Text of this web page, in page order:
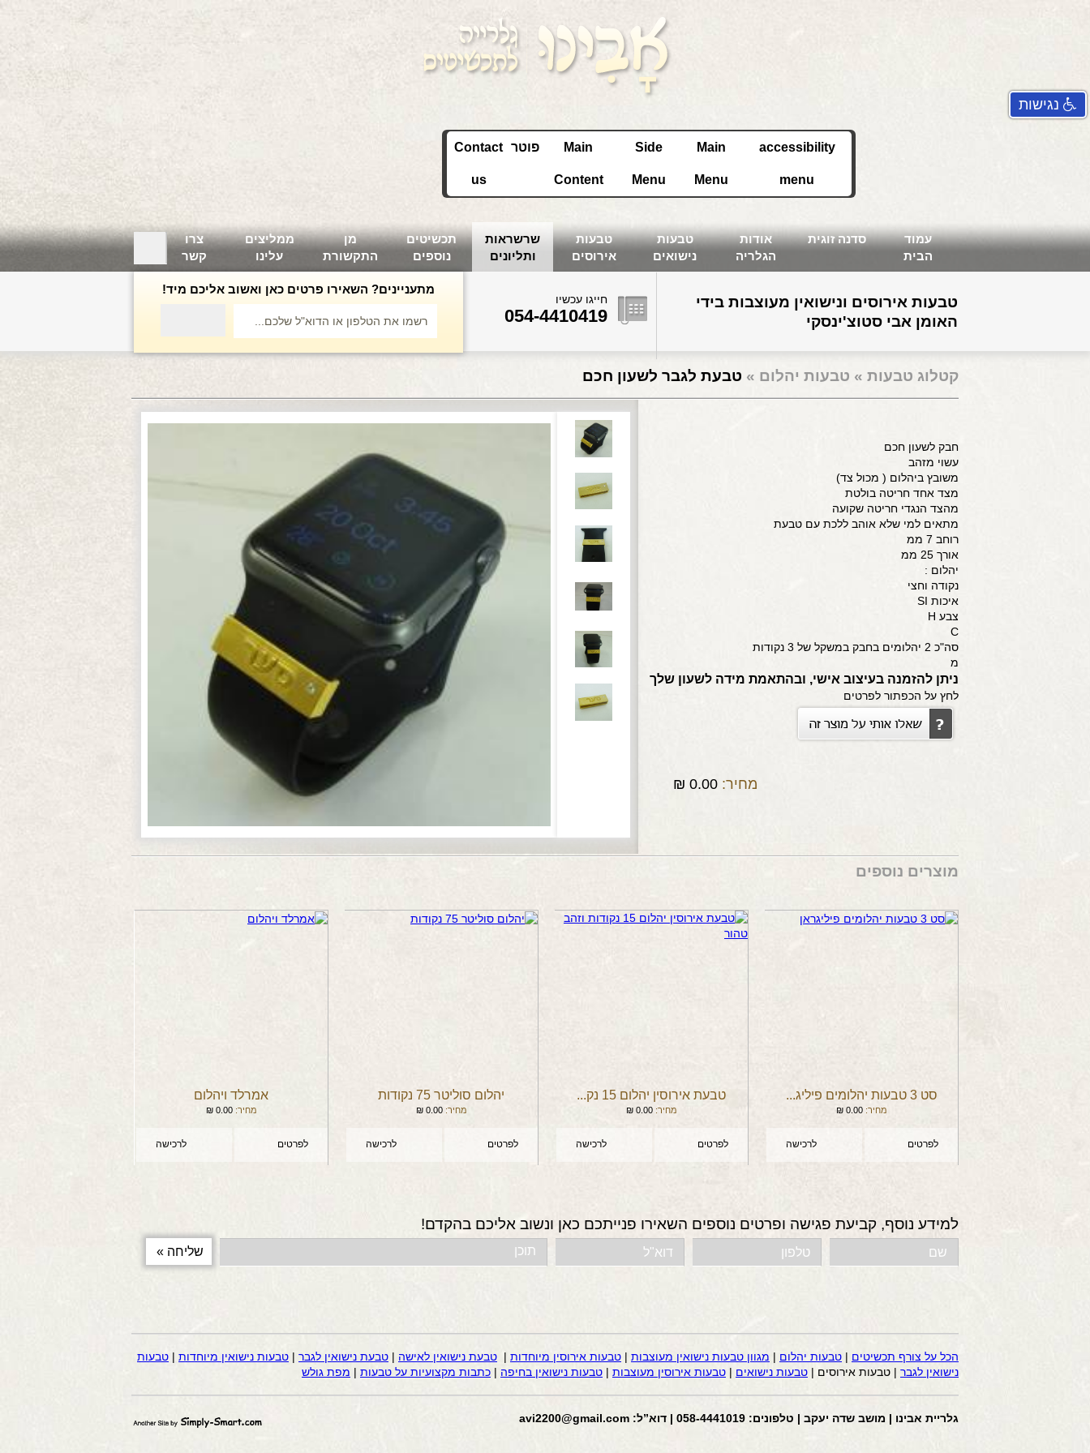
עמוד
הבית
סדנה זוגית
אודות
הגלריה
טבעות
נישואים
טבעות
אירוסים
שרשראות
ותליונים
תכשיטים
נוספים
מן
התקשורת
ממליצים
עלינו
צרו
קשר
טבעות אירוסים ונישואין מעוצבות בידי
האומן אבי סטוצ'ינסקי
חייגו עכשיו
054-4410419
מתעניינים? השאירו פרטים כאן ואשוב אליכם מיד!
קטלוג טבעות » טבעות יהלום » טבעת לגבר לשעון חכם
חבק לשעון חכם
עשוי מזהב
משובץ ביהלום ( מכול צד)
מצד אחד חריטה בולטת
מהצד הנגדי חריטה שקועה
מתאים למי שלא אוהב ללכת עם טבעת
רוחב 7 ממ
אורך 25 ממ
יהלום :
נקודה וחצי
איכות SI
צבע H
C
סה"כ 2 יהלומים בחבק במשקל של 3 נקודות
מ
ניתן להזמנה בעיצוב אישי, ובהתאמת מידה לשעון שלך
לחץ על הכפתור לפרטים
מחיר: 0.00
₪
מוצרים נוספים
סט 3 טבעות יהלומים פיליג...
מחיר: 0.00
₪
לפרטים לרכישה
טבעת אירוסין יהלום 15 נק...
מחיר: 0.00
₪
לפרטים לרכישה
יהלום סוליטר 75 נקודות
מחיר: 0.00
₪
לפרטים לרכישה
אמרלד ויהלום
מחיר: 0.00
₪
לפרטים לרכישה
למידע נוסף, קביעת פגישה ופרטים נוספים השאירו פנייתכם כאן ונשוב אליכם בהקדם!
הכל על צורף תכשיטים | טבעות יהלום | מגוון טבעות נישואין מעוצבות | טבעות אירוסין מיוחדות | טבעת נישואין לאישה | טבעת נישואין לגבר | טבעות נישואין מיוחדות | טבעות
נישואין לגבר | טבעות אירוסים | טבעות נישואים | טבעות אירוסין מעוצבות | טבעות נישואין בחיפה | כתבות מקצועיות על טבעות | מפת גולש
גלריית אבינו | מושב שדה יעקב | טלפונים: 058-4441019 | דוא”ל: avi2200@gmail.com
accessibility
menu
Main
Menu
Side
Menu
Main
Content
פוטר Contact
us
נגישות